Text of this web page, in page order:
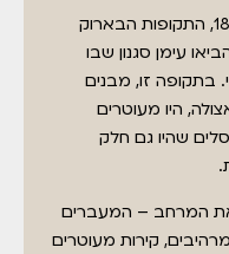
לאחר מכן, במהלך המאה ה-17 וה-18, התקופות הבארוק
עימן סגנון שבו
בתקופה זו, מבנים
היו מעוטרים
שהיו גם חלק
המרחב – המעברים
קירות מעוטרים